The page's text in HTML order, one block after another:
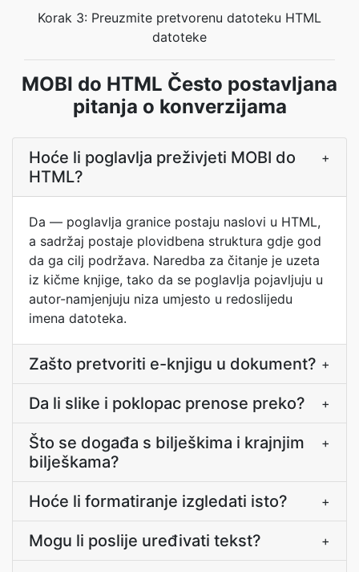
Korak 3: Preuzmite pretvorenu datoteku HTML
datoteke
MOBI do HTML Često postavljana
pitanja o konverzijama
Hoće li poglavlja preživjeti MOBI do
HTML?
+
Da — poglavlja granice postaju naslovi u HTML,
a sadržaj postaje plovidbena struktura gdje god
da ga cilj podržava. Naredba za čitanje je uzeta
iz kičme knjige, tako da se poglavlja pojavljuju u
autor-namjenjuju niza umjesto u redoslijedu
imena datoteka.
Zašto pretvoriti e-knjigu u dokument? +
Da li slike i poklopac prenose preko? +
Što se događa s bilješkima i krajnjim
bilješkama?
+
Hoće li formatiranje izgledati isto? +
Mogu li poslije uređivati tekst? +